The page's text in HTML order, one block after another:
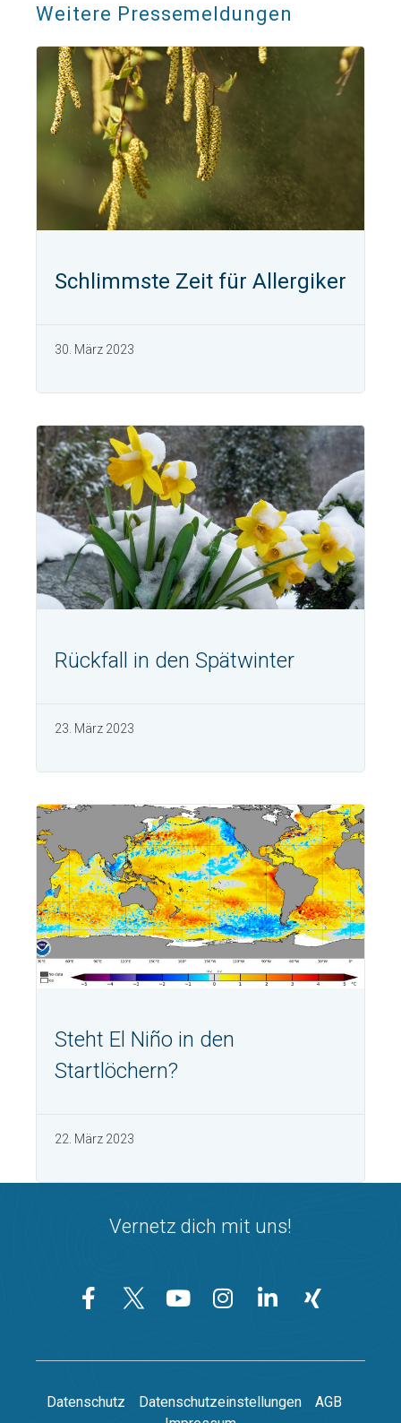
Weitere Pressemeldungen
Schlimmste Zeit für Allergiker
30. März 2023
Rückfall in den Spätwinter
23. März 2023
Steht El Niño in den
Startlöchern?
22. März 2023
Vernetz dich mit uns!
Datenschutz Datenschutzeinstellungen
AGB